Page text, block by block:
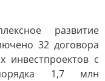
развитие
32 договора
инвестпроектов с
1,7 млн